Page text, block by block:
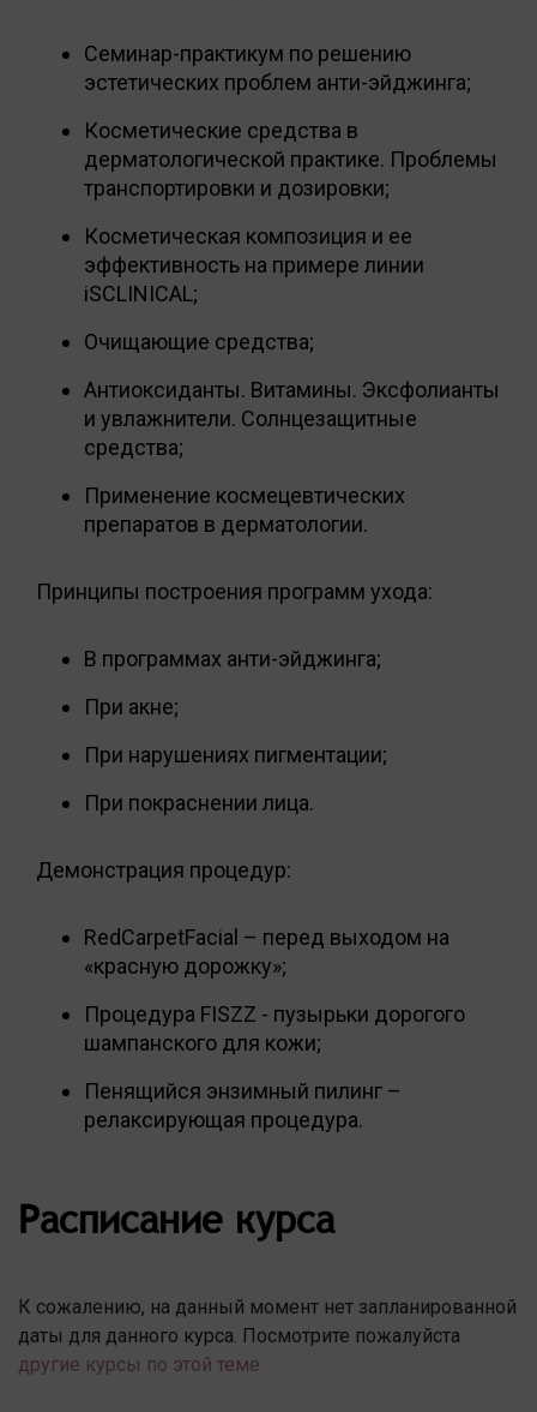
Семинар-практикум по решению
эстетических проблем анти-эйджинга;
Косметические средства в
дерматологической практике. Проблемы
транспортировки и дозировки;
Косметическая композиция и ее
эффективность на примере линии
iSCLINICAL;
Очищающие средства;
Антиоксиданты. Витамины. Эксфолианты
и увлажнители. Солнцезащитные
средства;
Применение космецевтических
препаратов в дерматологии.
Принципы построения программ ухода:
В программах анти-эйджинга;
При акне;
При нарушениях пигментации;
При покраснении лица.
Демонстрация процедур:
RedCarpetFacial – перед выходом на
«красную дорожку»;
Процедура FISZZ - пузырьки дорогого
шампанского для кожи;
Пенящийся энзимный пилинг –
релаксирующая процедура.
Расписание курса
К сожалению, на данный момент нет запланированной
даты для данного курса. Посмотрите пожалуйста
другие курсы по этой теме